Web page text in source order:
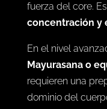
Chandrasana o
y flexión lateral,
concentración y
En el nivel
Mayurasana o